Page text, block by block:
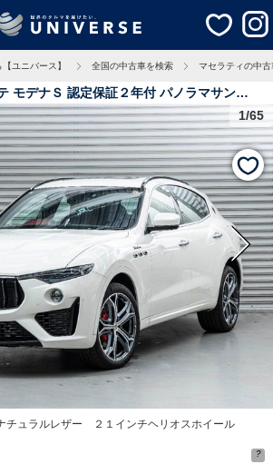
ユニバース】 全国の中古車を検索 マセラティの中古
モデナＳ 認定保証２年付 パノラマサンル
ザー ２１インチヘリオスホイール ステアリ
トヒーター ヘッドレストトライデントステ
レスエントリー 0.8万Km 東京都
チュラルレザー ２１インチヘリオスホイール
1/65
?